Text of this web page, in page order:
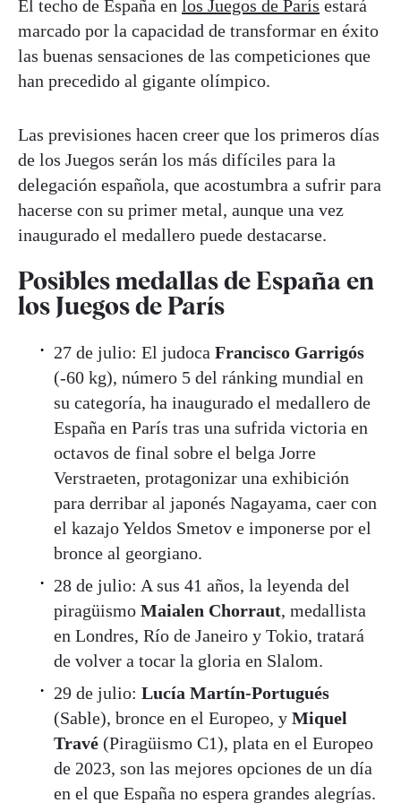
El techo de España en los Juegos de París estará
marcado por la capacidad de transformar en éxito
las buenas sensaciones de las competiciones que
han precedido al gigante olímpico.
Las previsiones hacen creer que los primeros días
de los Juegos serán los más difíciles para la
delegación española, que acostumbra a sufrir para
hacerse con su primer metal, aunque una vez
inaugurado el medallero puede destacarse.
Posibles medallas de España en
los Juegos de París
27 de julio: El judoca Francisco Garrigós
(-60 kg), número 5 del ránking mundial en
su categoría, ha inaugurado el medallero de
España en París tras una sufrida victoria en
octavos de final sobre el belga Jorre
Verstraeten, protagonizar una exhibición
para derribar al japonés Nagayama, caer con
el kazajo Yeldos Smetov e imponerse por el
bronce al georgiano.
28 de julio: A sus 41 años, la leyenda del
piragüismo Maialen Chorraut, medallista
en Londres, Río de Janeiro y Tokio, tratará
de volver a tocar la gloria en Slalom.
29 de julio: Lucía Martín-Portugués
(Sable), bronce en el Europeo, y Miquel
Travé (Piragüismo C1), plata en el Europeo
de 2023, son las mejores opciones de un día
en el que España no espera grandes alegrías.